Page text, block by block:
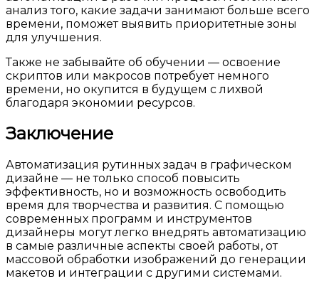
анализ того, какие задачи занимают больше всего
времени, поможет выявить приоритетные зоны
для улучшения.
Также не забывайте об обучении — освоение
скриптов или макросов потребует немного
времени, но окупится в будущем с лихвой
благодаря экономии ресурсов.
Заключение
Автоматизация рутинных задач в графическом
дизайне — не только способ повысить
эффективность, но и возможность освободить
время для творчества и развития. С помощью
современных программ и инструментов
дизайнеры могут легко внедрять автоматизацию
в самые различные аспекты своей работы, от
массовой обработки изображений до генерации
макетов и интеграции с другими системами.